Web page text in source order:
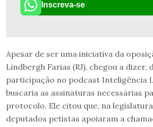
Inscreva-se
Apesar de ser uma iniciativa da
Lindbergh Farias (RJ), chegou a dizer,
participação no podcast Inteligência
buscaria as assinaturas necessárias
protocolo. Ele citou que, na
deputados petistas apoiaram a